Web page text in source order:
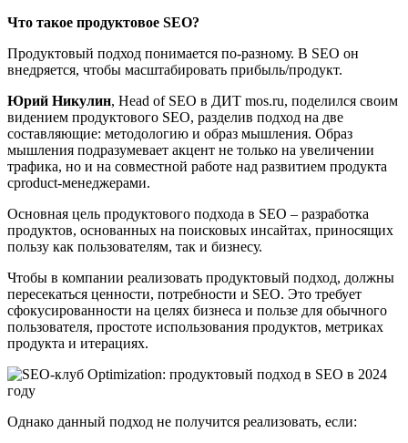
Что такое продуктовое SEO?
Продуктовый подход понимается по-разному. В SEO он
внедряется, чтобы масштабировать прибыль/продукт.
Юрий Никулин, Head of SEO в ДИТ mos.ru, поделился своим
видением продуктового SEO, разделив подход на две
составляющие: методологию и образ мышления. Образ
мышления подразумевает акцент не только на увеличении
трафика, но и на совместной работе над развитием продукта
сproduct-менеджерами.
Основная цель продуктового подхода в SEO – разработка
продуктов, основанных на поисковых инсайтах, приносящих
пользу как пользователям, так и бизнесу.
Чтобы в компании реализовать продуктовый подход, должны
пересекаться ценности, потребности и SEO. Это требует
сфокусированности на целях бизнеса и пользе для обычного
пользователя, простоте использования продуктов, метриках
продукта и итерациях.
Однако данный подход не получится реализовать, если: